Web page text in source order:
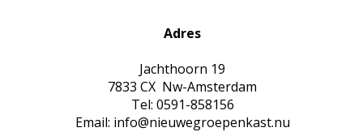
Adres
Jachthoorn 19
7833 CX Nw-Amsterdam
Tel: 0591-858156
Email: info@nieuwegroepenkast.nu